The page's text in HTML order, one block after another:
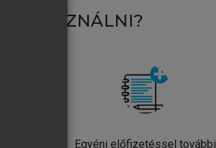
HASZNÁLNI?
Egyéni előfizetéssel további